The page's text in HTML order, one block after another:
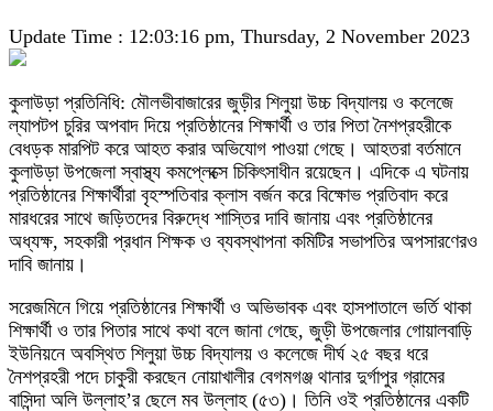
Update Time : 12:03:16 pm, Thursday, 2 November 2023
কুলাউড়া প্রতিনিধি: মৌলভীবাজারের জুড়ীর শিলুয়া উচ্চ বিদ্যালয় ও কলেজে
ল্যাপটপ চুরির অপবাদ দিয়ে প্রতিষ্ঠানের শিক্ষার্থী ও তার পিতা নৈশপ্রহরীকে
বেধড়ক মারপিট করে আহত করার অভিযোগ পাওয়া গেছে। আহতরা বর্তমানে
কুলাউড়া উপজেলা স্বাস্থ্য কমপ্লেক্সে চিকিৎসাধীন রয়েছেন। এদিকে এ ঘটনায়
প্রতিষ্ঠানের শিক্ষার্থীরা বৃহস্পতিবার ক্লাস বর্জন করে বিক্ষোভ প্রতিবাদ করে
মারধরের সাথে জড়িতদের বিরুদ্ধে শাস্তির দাবি জানায় এবং প্রতিষ্ঠানের
অধ্যক্ষ, সহকারী প্রধান শিক্ষক ও ব্যবস্থাপনা কমিটির সভাপতির অপসারণেরও
দাবি জানায়।
সরেজমিনে গিয়ে প্রতিষ্ঠানের শিক্ষার্থী ও অভিভাবক এবং হাসপাতালে ভর্তি থাকা
শিক্ষার্থী ও তার পিতার সাথে কথা বলে জানা গেছে, জুড়ী উপজেলার গোয়ালবাড়ি
ইউনিয়নে অবস্থিত শিলুয়া উচ্চ বিদ্যালয় ও কলেজে দীর্ঘ ২৫ বছর ধরে
নৈশপ্রহরী পদে চাকুরী করছেন নোয়াখালীর বেগমগঞ্জ থানার দুর্গাপুর গ্রামের
বাসিন্দা অলি উল্লাহ’র ছেলে মব উল্লাহ (৫৩)। তিনি ওই প্রতিষ্ঠানের একটি